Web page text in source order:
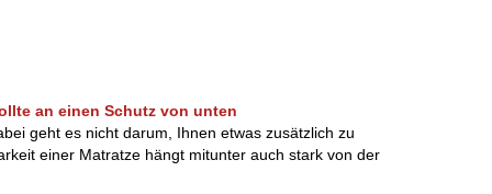
an einen Schutz von unten
geht es nicht darum, Ihnen etwas zusätzlich zu
einer Matratze hängt mitunter auch stark von der